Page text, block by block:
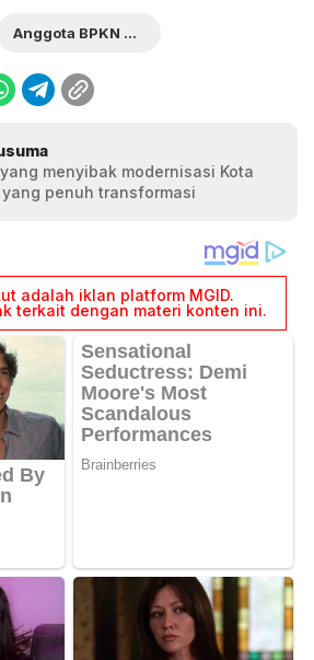
Anggota BPKN 2027-2030
menyibak modernisasi Kota
penuh transformasi